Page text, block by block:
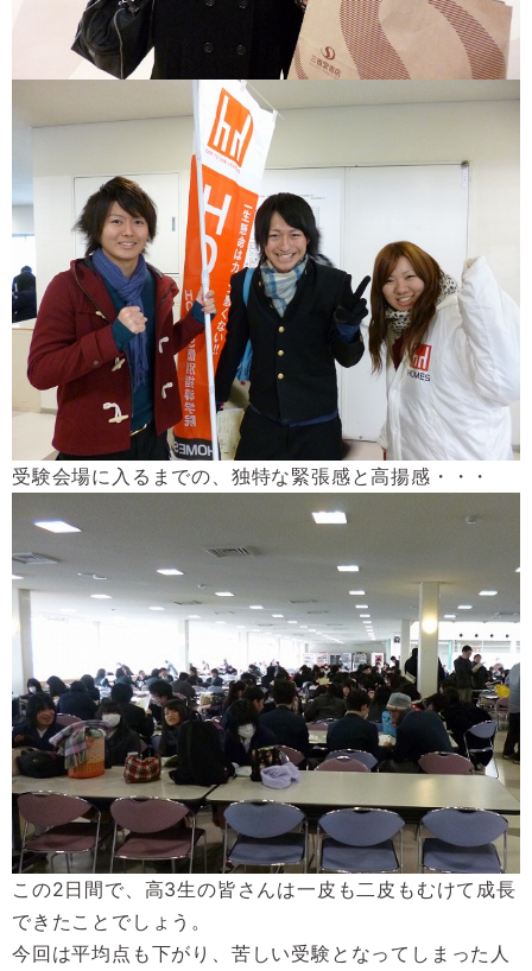
受験会場に入るまでの、独特な緊張感と高揚感・・・
この2日間で、高3生の皆さんは一皮も二皮もむけて成長
できたことでしょう。
今回は平均点も下がり、苦しい受験となってしまった人